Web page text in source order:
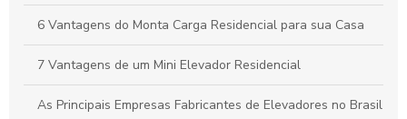
6 Vantagens do Monta Carga Residencial para sua Casa
7 Vantagens de um Mini Elevador Residencial
As Principais Empresas Fabricantes de Elevadores no Brasil